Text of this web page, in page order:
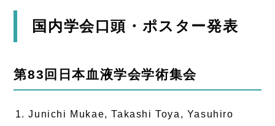
国内学会口頭・ポスター発表
第83回日本血液学会学術集会
Junichi Mukae, Takashi Toya, Yasuhiro